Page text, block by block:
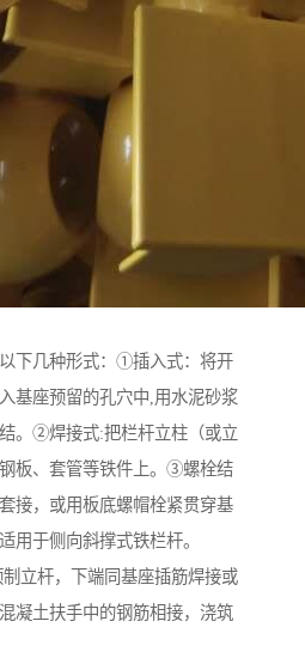
下几种形式：①插入式：将开
基座预留的孔穴中,用水泥砂浆
。②焊接式:把栏杆立柱（或立
板、套管等铁件上。③螺栓结
接，或用板底螺帽栓紧贯穿基
用于侧向斜撑式铁栏杆。
立杆，下端同基座插筋焊接或
凝土扶手中的钢筋相接，浇筑